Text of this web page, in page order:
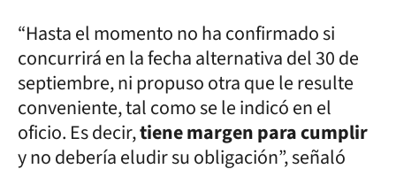
“Hasta el momento no ha confirmado si
concurrirá en la fecha alternativa del 30 de
septiembre, ni propuso otra que le resulte
conveniente, tal como se le indicó en el
oficio. Es decir,tiene margen para cumplir
y no debería eludir su obligación”, señaló